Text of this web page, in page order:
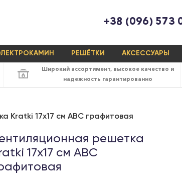
+38 (096) 573
РЕШЁТКИ АКСЕССУАРЫ
Широкий ассортимент, высокое качество и
надежность гарантированно
Kratki 17x17 см ABC графитовая
решетка
17х17 см ABC